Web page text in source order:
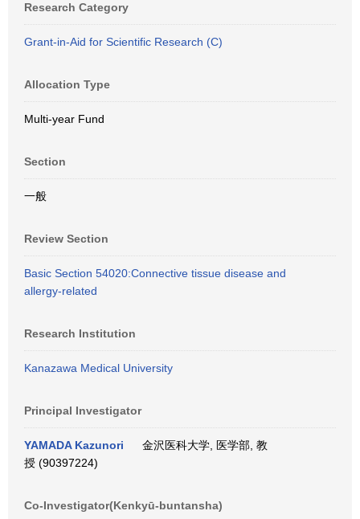
Research Category
Grant-in-Aid for Scientific Research (C)
Allocation Type
Multi-year Fund
Section
一般
Review Section
Basic Section 54020:Connective tissue disease and
allergy-related
Research Institution
Kanazawa Medical University
Principal Investigator
YAMADA Kazunori
金沢医科大学, 医学部, 教
授 (90397224)
Co-Investigator(Kenkyū-buntansha)